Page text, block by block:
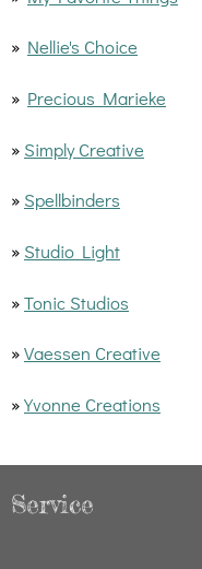
» Nellie's Choice
» Precious Marieke
» Simply Creative
» Spellbinders
» Studio Light
»Tonic Studios
»Vaessen Creative
»Yvonne Creations
Service